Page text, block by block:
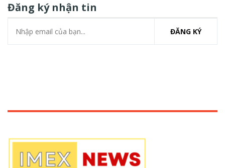
Đăng ký nhận tin
ĐĂNG KÝ